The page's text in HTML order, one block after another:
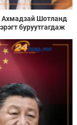
Шотланд
буруутгагдаж